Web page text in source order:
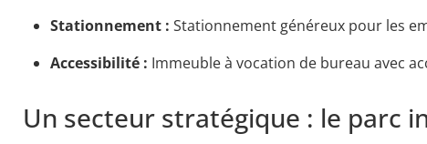
Stationnement : Stationnement généreux pour les
Accessibilité : Immeuble à vocation de bureau avec
Un secteur stratégique : le parc